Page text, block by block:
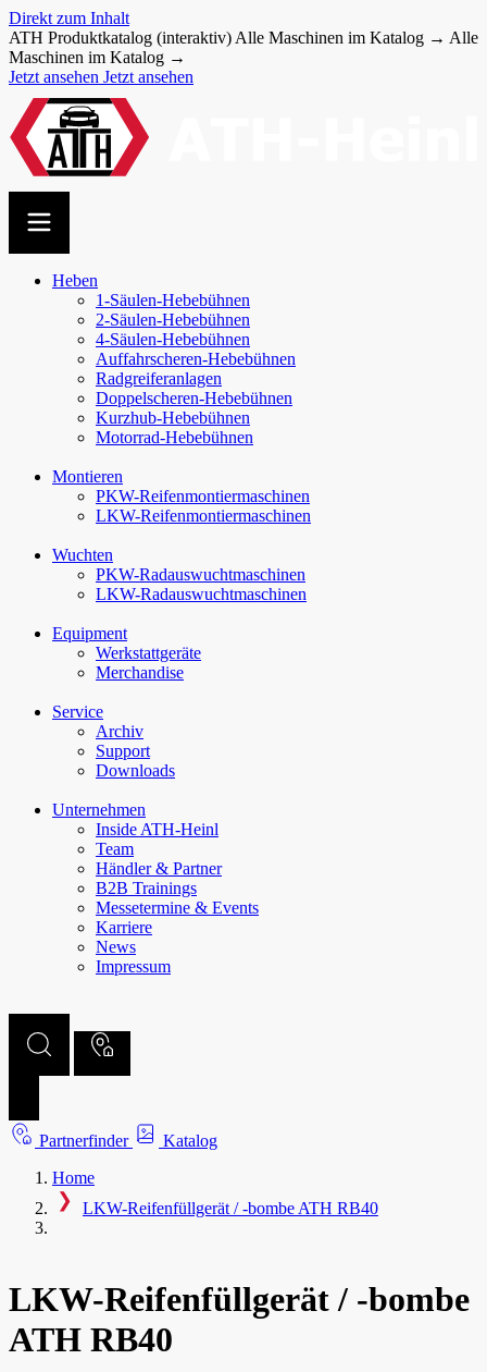
Direkt zum Inhalt
ATH Produktkatalog (interaktiv) Alle Maschinen im Katalog → Alle
Maschinen im Katalog →
Jetzt ansehen Jetzt ansehen
Heben
1-Säulen-Hebebühnen
2-Säulen-Hebebühnen
4-Säulen-Hebebühnen
Auffahr­scheren-​Hebebühnen
Radgreiferanlagen
Doppel­scheren-​Hebebühnen
Kurzhub-Hebebühnen
Motorrad-Hebebühnen
Montieren
PKW-Reifenmontiermaschinen
LKW-Reifenmontiermaschinen
Wuchten
PKW-Rad­auswucht­maschinen
LKW-Rad­auswucht­maschinen
Equipment
Werkstattgeräte
Merchandise
Service
Archiv
Support
Downloads
Unternehmen
Inside ATH-Heinl
Team
Händler & Partner
B2B Trainings
Messetermine & Events
Karriere
News
Impressum
Partnerfinder
Katalog
Home
LKW-Reifenfüllgerät / -bombe ATH RB40
LKW-Reifenfüllgerät / -bombe
ATH RB40